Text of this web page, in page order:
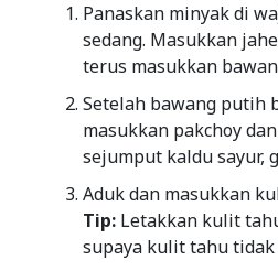
Panaskan minyak di
sedang. Masukkan
terus masukkan
Setelah bawang putih
masukkan pakchoy
sejumput kaldu sayur,
Aduk dan masukkan
Tip: Letakkan kulit
supaya kulit tahu